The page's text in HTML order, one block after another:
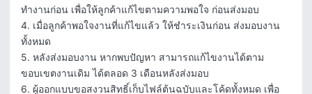
ทำงานก่อน เพื่อให้ลูกค้าแก้ไขตามความพอใจ ก่อนส่งมอบ
4. เมื่อลูกค้าพอใจงานที่แก้ไขแล้ว ให้ชำระเงินก่อน ส่งมอบงาน
ทั้งหมด
5. หลังส่งมอบงาน หากพบปัญหา สามารถแก้ไขงานได้ตาม
ขอบเขตงานเดิม ได้ตลอด 3 เดือนหลังส่งมอบ
6. ผู้ออกแบบขอสงวนสิทธิ์เก็บไฟล์ต้นฉบับและโค้ดทั้งหมด เพื่อ